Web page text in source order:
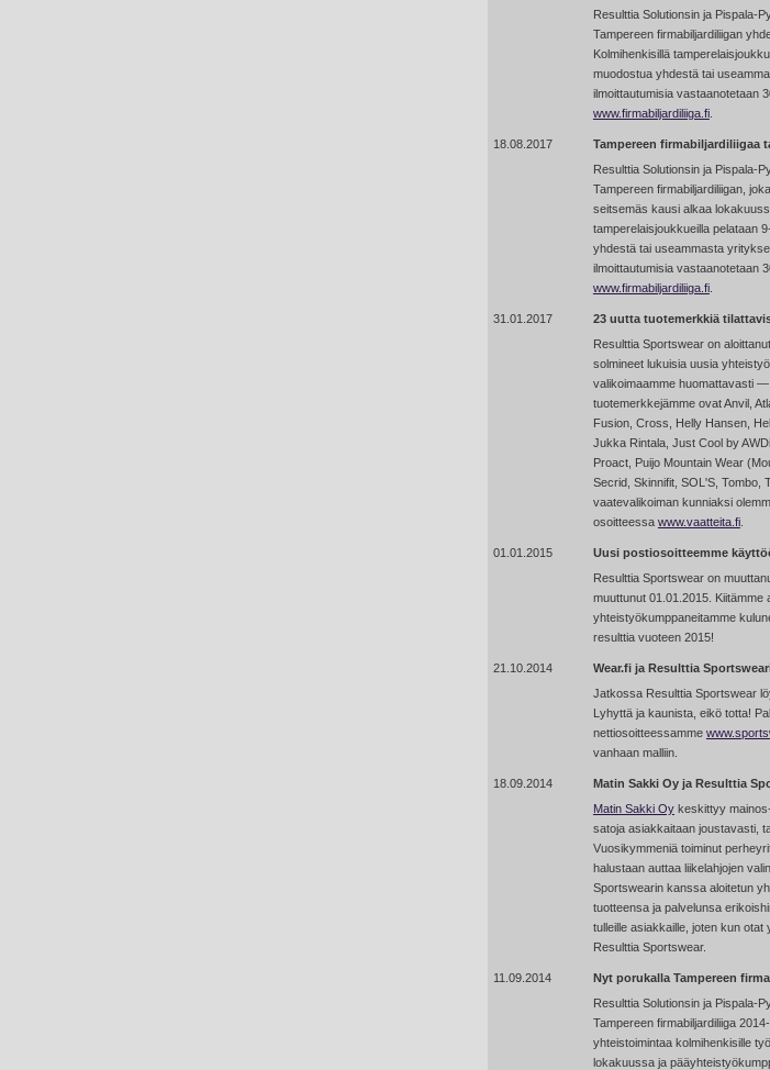
Resulttia Solutionsin ja Pispala-
Tampereen firmabiljardiliigan
Kolmihenkisillä
muodostua yhdestä tai
ilmoittautumisia vastaanotetaan
www.firmabiljardiliiga.fi.
18.08.2017
Tampereen firmabiljardiliigaa
Resulttia Solutionsin ja Pispala-
Tampereen firmabiljardiliigan,
seitsemäs kausi alkaa
tamperelaisjoukkueilla pelataan
yhdestä tai useammasta
ilmoittautumisia vastaanotetaan
www.firmabiljardiliiga.fi.
31.01.2017
23 uutta tuotemerkkiä
Resulttia Sportswear on
solmineet lukuisia uusia
valikoimaamme huomattavasti
tuotemerkkejämme ovat Anvil,
Fusion, Cross, Helly Hansen,
Jukka Rintala, Just Cool by
Proact, Puijo Mountain Wear
Secrid, Skinnifit, SOL'S, Tombo,
vaatevalikoiman kunniaksi
osoitteessa www.vaatteita.fi.
01.01.2015
Uusi postiosoitteemme
Resulttia Sportswear on
muuttunut 01.01.2015. Kiitämme
yhteistyökumppaneitamme
resulttia vuoteen 2015!
21.10.2014
Wear.fi ja Resulttia
Jatkossa Resulttia Sportswear
Lyhyttä ja kaunista, eikö totta!
nettiosoitteessamme
vanhaan malliin.
18.09.2014
Matin Sakki Oy ja Resulttia
Matin Sakki Oykeskittyy
satoja asiakkaitaan joustavasti,
Vuosikymmeniä toiminut
halustaan auttaa liikelahjojen
Sportswearin kanssa aloitetun
tuotteensa ja palvelunsa
tulleille asiakkaille, joten kun
Resulttia Sportswear.
11.09.2014
Nyt porukalla Tampereen
Resulttia Solutionsin ja Pispala-
Tampereen firmabiljardiliiga
yhteistoimintaa kolmihenkisille
lokakuussa ja